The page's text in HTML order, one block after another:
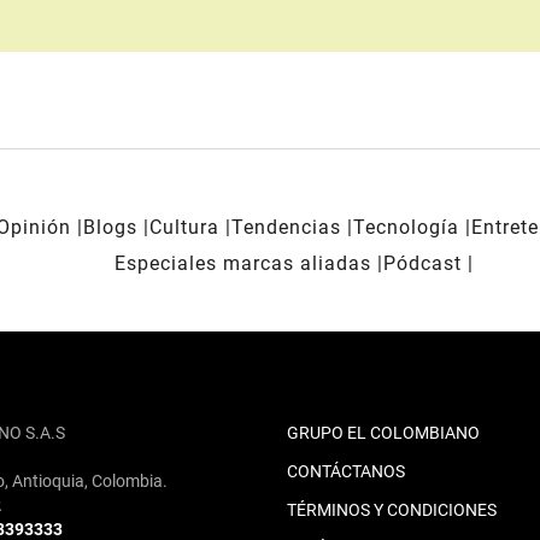
Blogs Cultura Tendencias Tecnología
Especiales marcas aliadas
Pódcast
S.A.S
Antioquia, Colombia.
GRUPO EL COLOMBIANO
CONTÁCTANOS
TÉRMINOS Y CONDICIONES